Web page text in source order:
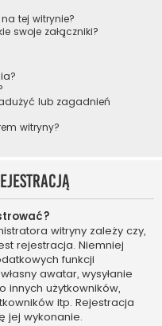
tej witrynie?
swoje załączniki?
lub zagadnień
witryny?
witryny zależy czy,
rejestracja. Niemniej
funkcji
awatar, wysyłanie
użytkowników,
itp. Rejestracja
jej wykonanie.